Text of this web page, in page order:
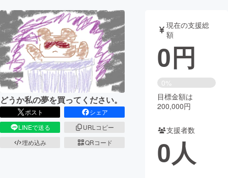
アート・写真
テクノロジー・ガジェット ゲーム・サ
映像・映画 書籍・雑誌
ビジネス・起業 チャレンジ
どうか私の夢を買ってください。
ポスト
シェア
LINEで送る
URLコピー
埋め込み
QRコード
現在の支援総
額
0円
0%
目標金額は
200,000円
支援者数
0人